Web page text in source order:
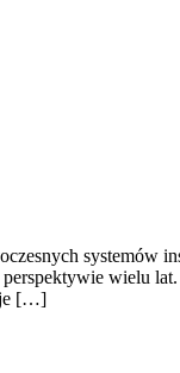
systemów
wielu
je […]